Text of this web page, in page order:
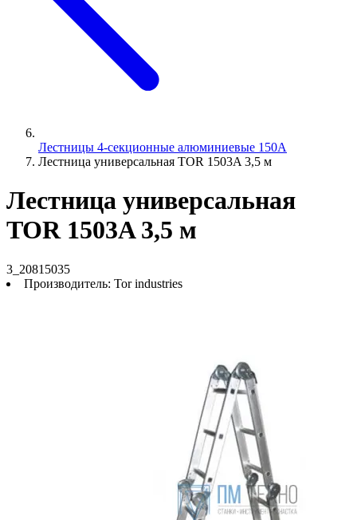
Лестницы 4-секционные алюминиевые 150A
Лестница универсальная TOR 1503A 3,5 м
Лестница универсальная
TOR 1503A 3,5 м
3_20815035
Производитель: Tor industries